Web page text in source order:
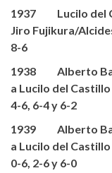
1937 Lucilo del
Jiro Fujikura/
8-6
1938 Alberto
a Lucilo del
4-6, 6-4 y 6-2
1939 Alberto
a Lucilo del
0-6, 2-6 y 6-0